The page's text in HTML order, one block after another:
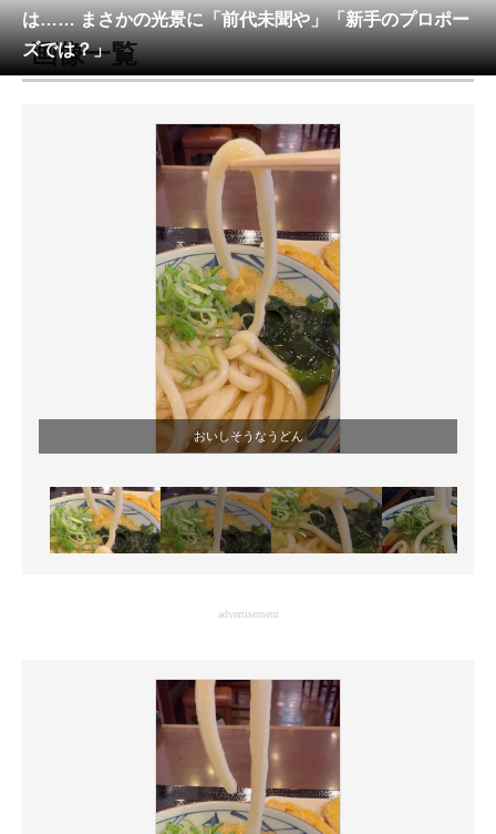
メディア
注目記事を集めた総合ページ
ITの今と未来を見通す
スマホと通信の最新トレンド
進化するPCとデバイスの未来
好きが集まる 比べて選べる
ビジネスと働き方のヒント
AI活用のいまが分かる
企業ITのトレンドを詳説
マーケ×ITの今がよく分かる
ITエンジニア向け専門サイト
製造業のIT導入・活用を支援
モノづくり技術者専門サイト
エレクトロニクス専門サイト
は…… まさかの光景に「前代未聞や」「新手のプロポー
ズでは？」
画像一覧
おいしそうなうどん
advertisement